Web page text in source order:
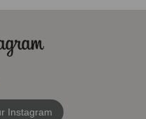
Instagram